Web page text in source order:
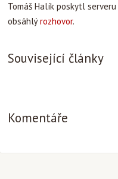
Tomáš Halík poskytl serveru
obsáhlýrozhovor.
Související články
Komentáře